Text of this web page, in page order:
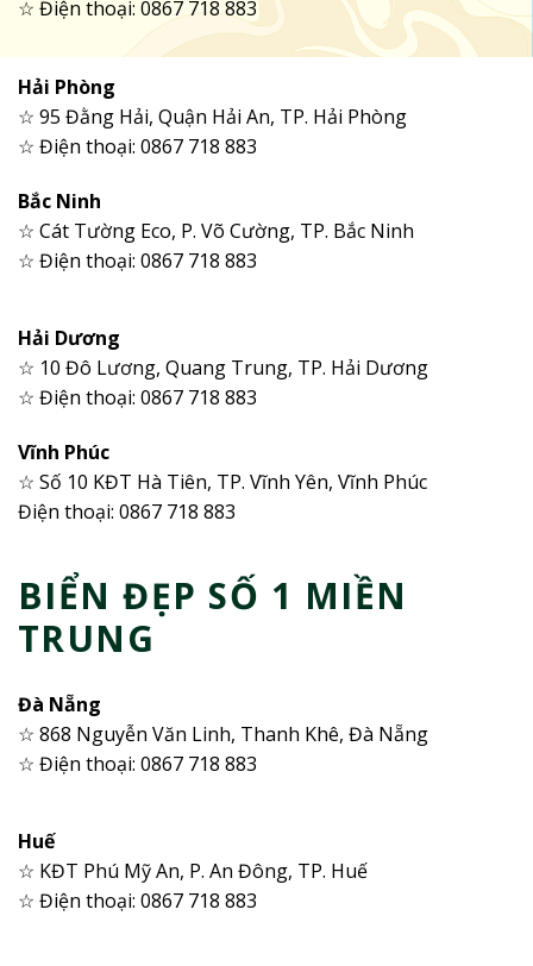
☆ Điện thoại: 0867 718 883
Hải Phòng
☆ 95 Đằng Hải, Quận Hải An, TP. Hải Phòng
☆ Điện thoại: 0867 718 883
Bắc Ninh
☆ Cát Tường Eco, P. Võ Cường, TP. Bắc Ninh
☆ Điện thoại: 0867 718 883
Hải Dương
☆ 10 Đô Lương, Quang Trung, TP. Hải Dương
☆ Điện thoại: 0867 718 883
Vĩnh Phúc
☆ Số 10 KĐT Hà Tiên, TP. Vĩnh Yên, Vĩnh Phúc
Điện thoại: 0867 718 883
BIỂN ĐẸP SỐ 1 MIỀN
TRUNG
Đà Nẵng
☆ 868 Nguyễn Văn Linh, Thanh Khê, Đà Nẵng
☆ Điện thoại: 0867 718 883
Huế
☆ KĐT Phú Mỹ An, P. An Đông, TP. Huế
☆ Điện thoại: 0867 718 883